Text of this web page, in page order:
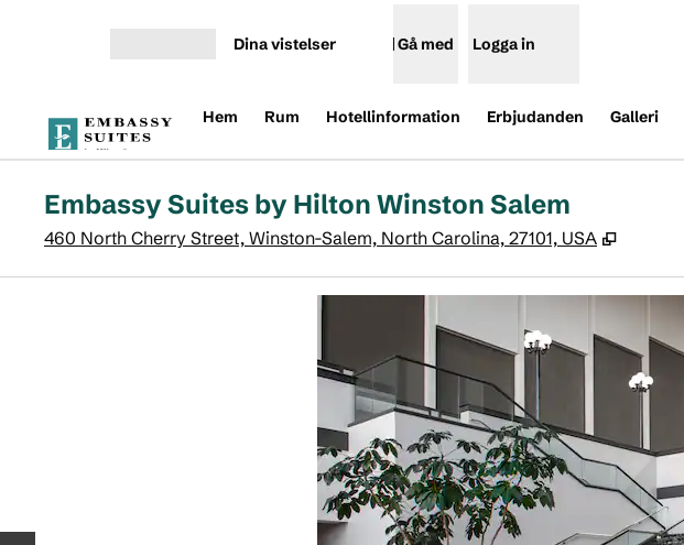
Dina vistelser Gå med Logga in
Hem Rum Hotellinformation Erbjudanden Galleri
Embassy Suites by Hilton Winston Salem
460 North Cherry Street, Winston-Salem, North Carolina, 27101, USA ,